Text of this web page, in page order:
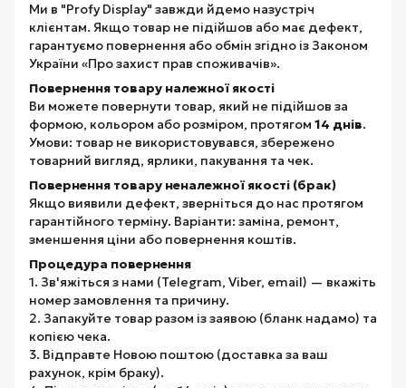
Ми в "Profy Display" завжди йдемо назустріч
клієнтам. Якщо товар не підійшов або має дефект,
гарантуємо повернення або обмін згідно із Законом
України «Про захист прав споживачів».
Повернення товару належної якості
Ви можете повернути товар, який не підійшов за
формою, кольором або розміром, протягом 14 днів.
Умови: товар не використовувався, збережено
товарний вигляд, ярлики, пакування та чек.
Повернення товару неналежної якості (брак)
Якщо виявили дефект, зверніться до нас протягом
гарантійного терміну. Варіанти: заміна, ремонт,
зменшення ціни або повернення коштів.
Процедура повернення
1. Зв'яжіться з нами (Telegram, Viber, email) — вкажіть
номер замовлення та причину.
2. Запакуйте товар разом із заявою (бланк надамо) та
копією чека.
3. Відправте Новою поштою (доставка за ваш
рахунок, крім браку).